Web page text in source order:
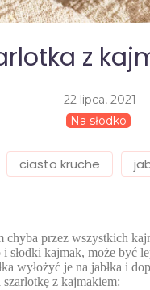
z
22 lipca, 2021
Na słodko
ciasto kruche
chyba przez wszystkich
słodki kajmak, może być
wyłożyć je na jabłka i
szarlotkę z kajmakiem: